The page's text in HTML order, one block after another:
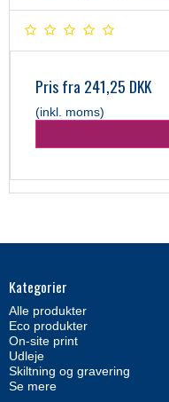
Pris fra 241,25 DKK
(inkl. moms)
Kategorier
Alle produkter
Eco produkter
On-site print
Udleje
Skiltning og gravering
Se mere